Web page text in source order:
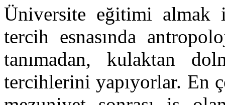
Üniversite eğitimi almak
tercih esnasında
tanımadan, kulaktan
tercihlerini yapıyorlar. En